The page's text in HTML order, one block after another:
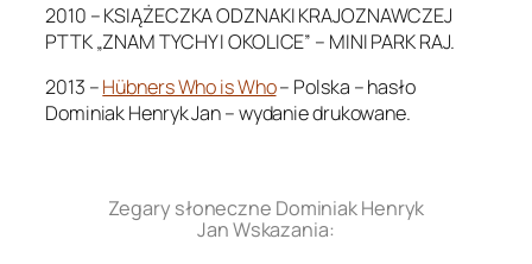
2010 – KSIĄŻECZKA ODZNAKI KRAJOZNAWCZEJ
PTTK „ZNAM TYCHY I OKOLICE” – MINI PARK RAJ.
2013 –Hübners Who is Who– Polska – hasło
Dominiak Henryk Jan – wydanie drukowane.
Zegary słoneczne Dominiak Henryk
Jan Wskazania: